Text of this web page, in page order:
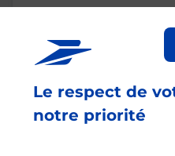
Le respect de
notre priorité
En savoir plus
Recherchez un